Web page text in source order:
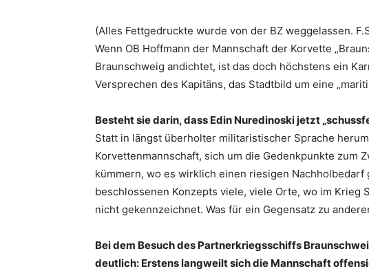
(Alles Fettgedruckte wurde von der BZ weggelassen.
Wenn OB Hoffmann der Mannschaft der Korvette
Braunschweig andichtet, ist das doch höchstens ein
Versprechen des Kapitäns, das Stadtbild um eine
Besteht sie darin, dass Edin Nuredinoski jetzt
Statt in längst überholter militaristischer Sprache
Korvettenmannschaft, sich um die Gedenkpunkte zum
kümmern, wo es wirklich einen riesigen
beschlossenen Konzepts viele, viele Orte, wo im Krieg
nicht gekennzeichnet. Was für ein Gegensatz zu
Bei dem Besuch des Partnerkriegsschiffs
deutlich: Erstens langweilt sich die Mannschaft